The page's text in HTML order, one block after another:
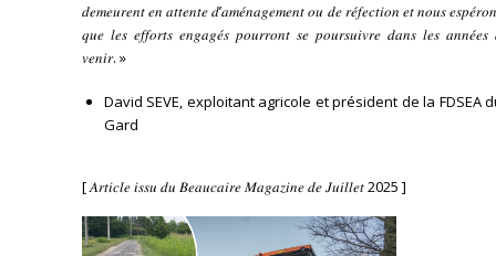
𝑑𝑒𝑚𝑒𝑢𝑟𝑒𝑛𝑡 𝑒𝑛 𝑎𝑡𝑡𝑒𝑛𝑡𝑒 𝑑’𝑎𝑚𝑒́𝑛𝑎𝑔𝑒𝑚𝑒𝑛𝑡 𝑜𝑢 𝑑𝑒 𝑟𝑒́𝑓𝑒𝑐𝑡𝑖𝑜𝑛 𝑒𝑡 𝑛𝑜𝑢𝑠
𝑞𝑢𝑒 𝑙𝑒𝑠 𝑒𝑓𝑓𝑜𝑟𝑡𝑠 𝑒𝑛𝑔𝑎𝑔𝑒́𝑠 𝑝𝑜𝑢𝑟𝑟𝑜𝑛𝑡 𝑠𝑒 𝑝𝑜𝑢𝑟𝑠𝑢𝑖𝑣𝑟𝑒 𝑑𝑎𝑛𝑠 𝑙𝑒𝑠 𝑎𝑛𝑛𝑒́𝑒𝑠
𝑣𝑒𝑛𝑖𝑟. »
David SEVE, exploitant agricole et président de la FDSEA
Gard
[ 𝐴𝑟𝑡𝑖𝑐𝑙𝑒 𝑖𝑠𝑠𝑢 𝑑𝑢 𝐵𝑒𝑎𝑢𝑐𝑎𝑖𝑟𝑒 𝑀𝑎𝑔𝑎𝑧𝑖𝑛𝑒 𝑑𝑒 𝐽𝑢𝑖𝑙𝑙𝑒𝑡 2025 ]